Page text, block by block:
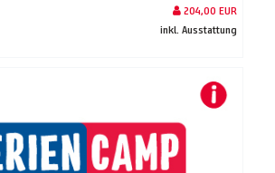
204,00 EUR
inkl. Ausstattung